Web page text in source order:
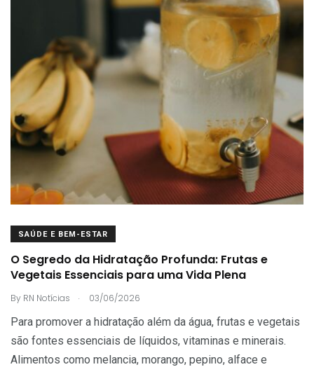
SAÚDE E BEM-ESTAR
O Segredo da Hidratação Profunda: Frutas e
Vegetais Essenciais para uma Vida Plena
By RN Notícias . 03/06/2026
Para promover a hidratação além da água, frutas e vegetais
são fontes essenciais de líquidos, vitaminas e minerais.
Alimentos como melancia, morango, pepino, alface e